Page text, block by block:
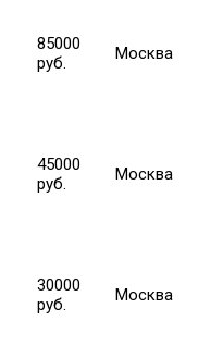
85000
руб.
Москва
45000
руб.
Москва
30000
руб.
Москва